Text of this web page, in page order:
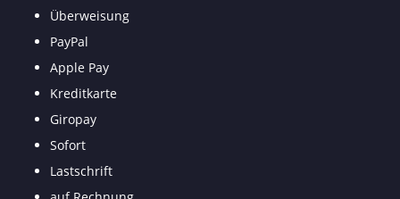
Überweisung
PayPal
Apple Pay
Kreditkarte
Giropay
Sofort
Lastschrift